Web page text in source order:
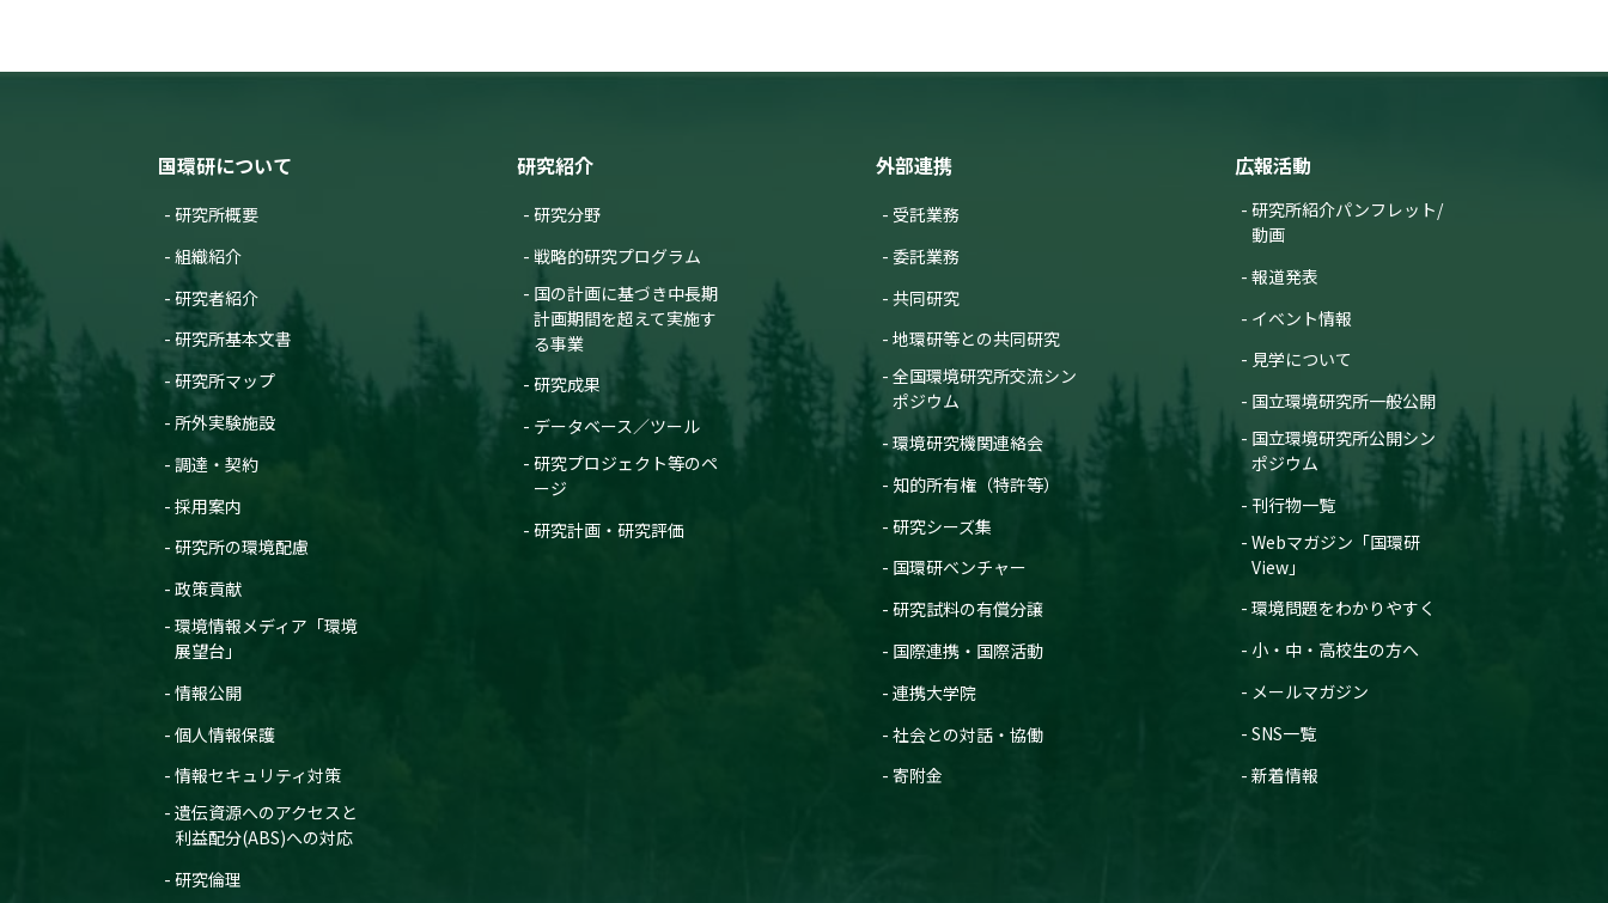
国環研について
研究所概要
組織紹介
研究者紹介
研究所基本文書
研究所マップ
所外実験施設
調達・契約
採用案内
研究所の環境配慮
政策貢献
環境情報メディア「環境
展望台」
情報公開
個人情報保護
情報セキュリティ対策
遺伝資源へのアクセスと
利益配分(ABS)への対応
研究倫理
研究紹介
研究分野
戦略的研究プログラム
国の計画に基づき中長期
計画期間を超えて実施す
る事業
研究成果
データベース／ツール
研究プロジェクト等のペ
ージ
研究計画・研究評価
外部連携
受託業務
委託業務
共同研究
地環研等との共同研究
全国環境研究所交流シン
ポジウム
環境研究機関連絡会
知的所有権（特許等）
研究シーズ集
国環研ベンチャー
研究試料の有償分譲
国際連携・国際活動
連携大学院
社会との対話・協働
寄附金
広報活動
研究所紹介パンフレット/
動画
報道発表
イベント情報
見学について
国立環境研究所一般公開
国立環境研究所公開シン
ポジウム
刊行物一覧
Webマガジン「国環研
View」
環境問題をわかりやすく
小・中・高校生の方へ
メールマガジン
SNS一覧
新着情報